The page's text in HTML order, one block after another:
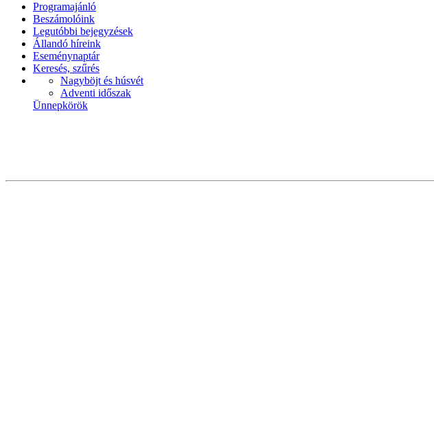
Programajánló
Beszámolóink
Legutóbbi bejegyzések
Állandó híreink
Eseménynaptár
Keresés, szűrés
Nagyböjt és húsvét
Adventi időszak
Ünnepkörök